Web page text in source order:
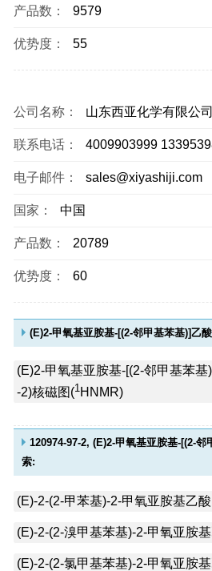
产品数： 9579
优势度： 55
公司名称： 山东西亚化学有限公司
联系电话： 4009903999
电子邮件： sales@xiyashiji.com
国家： 中国
产品数： 20789
优势度： 60
(E)2-甲氧基亚胺基-[(2-邻甲基苯基)]乙
(E)2-甲氧基亚胺基-[(2-邻甲基苯
-2)核磁图(1HNMR)
120974-97-2, (E)2-甲氧基亚胺基-[(2-
索:
(E)-2-(2-甲苯基)-2-甲氧亚胺基乙
(E)-2-(2-溴甲基苯基)-2-甲氧亚胺
(E)-2-(2-氯甲基苯基)-2-甲氧亚胺